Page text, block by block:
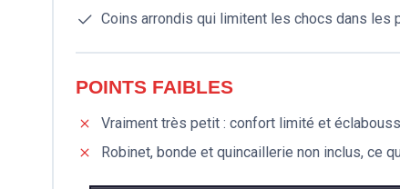
Coins arrondis qui limitent les chocs dans les
POINTS FAIBLES
Vraiment très petit : confort limité et
Robinet, bonde et quincaillerie non inclus, ce